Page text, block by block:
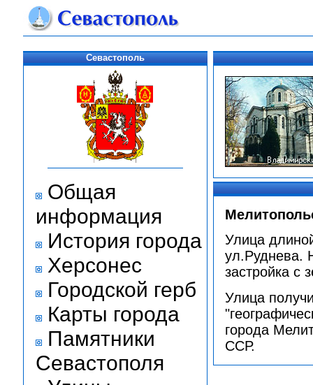
Севастополь
Общая
информация
История города
Херсонес
Городской герб
Карты города
Памятники
Севастополя
Улица
ул.Руднева.
застройка с
Улица
города
ССР.